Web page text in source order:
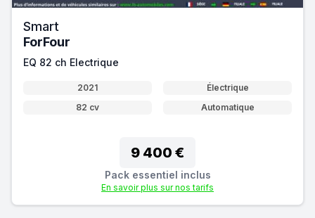
Smart
ForFour
EQ 82 ch Electrique
2021
Électrique
82 cv
Automatique
9 400 €
Pack essentiel inclus
En savoir plus sur nos tarifs